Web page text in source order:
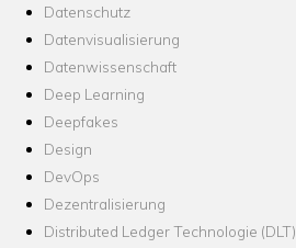
Datenschutz
Datenvisualisierung
Datenwissenschaft
Deep Learning
Deepfakes
Design
DevOps
Dezentralisierung
Distributed Ledger Technologie (DLT)